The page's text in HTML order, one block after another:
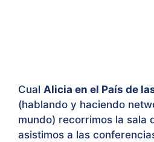
Cual Alicia en el País de
(hablando y haciendo
mundo) recorrimos la sala
asistimos a las